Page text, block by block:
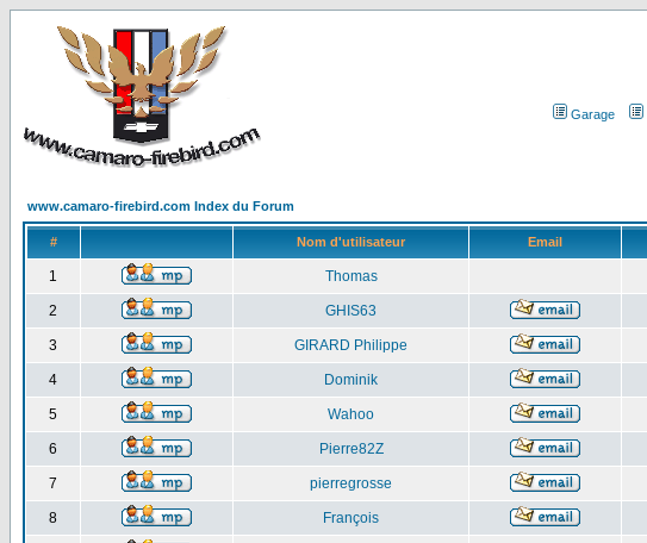
Garage
www.camaro-firebird.com Index du Forum
# Nom d'utilisateur Email
1 Thomas
2 GHIS63
3 GIRARD Philippe
4 Dominik
5 Wahoo
6 Pierre82Z
7 pierregrosse
8 François